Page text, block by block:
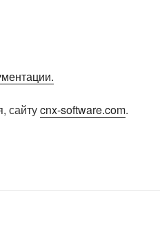
сайтуcnx-software.com.